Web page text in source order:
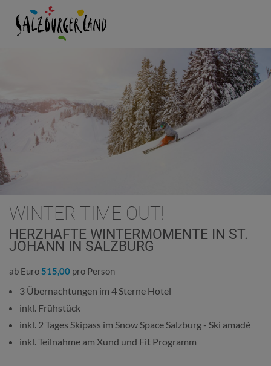
WINTER TIME OUT!
HERZHAFTE WINTERMOMENTE IN ST.
JOHANN IN SALZBURG
ab Euro 515,00 pro Person
3 Übernachtungen im 4 Sterne Hotel
inkl. Frühstück
inkl. 2 Tages Skipass im Snow Space Salzburg - Ski amadé
inkl. Teilnahme am Xund und Fit Programm